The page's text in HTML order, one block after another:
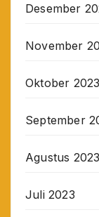
Desember
November
Oktober 2023
September
Agustus 2023
Juli 2023